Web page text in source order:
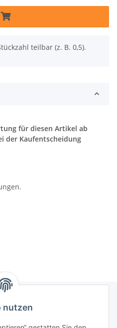
teilbar (z. B. 0,5).
für diesen Artikel ab
der Kaufentscheidung
nutzen